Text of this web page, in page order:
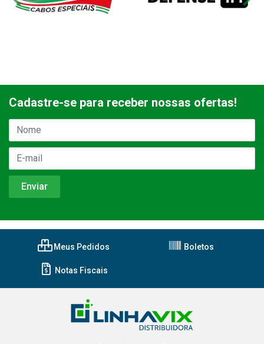
Cadastre-se para receber nossas ofertas!
Meus Pedidos Boletos
Notas Fiscais